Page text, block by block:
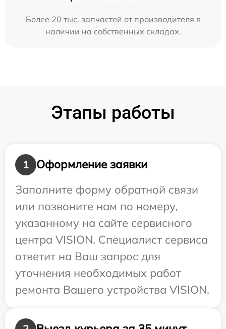
Более 20 тыс. запчастей от производителя в
наличии на собственных складах.
Этапы работы
1
Оформление заявки
Заполните форму обратной связи
или позвоните нам по номеру,
указанному на сайте сервисного
центра VISION. Специалист сервиса
ответит на Ваш запрос для
уточнения необходимых работ
ремонта Вашего устройства VISION.